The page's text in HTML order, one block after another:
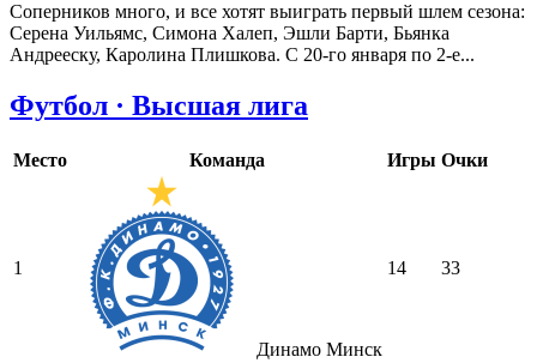
Соперников много, и все хотят выиграть первый шлем сезона:
Серена Уильямс, Симона Халеп, Эшли Барти, Бьянка
Андрееску, Каролина Плишкова. С 20-го января по 2-е...
Футбол · Высшая лига
Место Команда Игры Очки
1
Динамо Минск
14 33